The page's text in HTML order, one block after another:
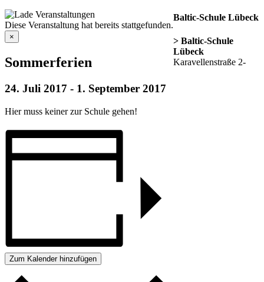
Diese Veranstaltung hat bereits stattgefunden.
×
Sommerferien
24. Juli 2017 - 1. September 2017
Hier muss keiner zur Schule gehen!
Zum Kalender hinzufügen
Baltic-Schule Lübeck
> Baltic-Schule
Lübeck
Karavellenstraße 2-